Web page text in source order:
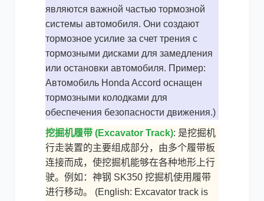
являются важной частью тормозной
системы автомобиля. Они создают
тормозное усилие за счет трения с
тормозными дисками для замедления
или остановки автомобиля. Пример:
Автомобиль Honda Accord оснащен
тормозными колодками для
обеспечения безопасности движения.)
挖掘机履带 (Excavator Track): 是挖掘机
行走装置的主要组成部分，由多个履带板
连接而成，使挖掘机能够在各种地形上行
驶。例如：神钢 SK350 挖掘机使用履带
进行移动。 (English: Excavator track is